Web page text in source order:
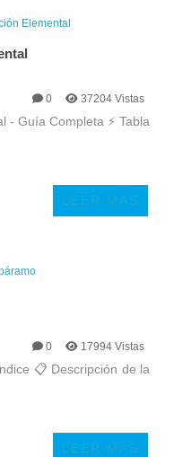
0
37204 Vistas
- Guía Completa ⚡ Tabla
LEER MÁS
0
17994 Vistas
📋 Descripción de la
LEER MÁS